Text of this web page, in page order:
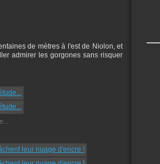
de mètres à l'est de Niolon, et
admirer les gorgones sans risquer